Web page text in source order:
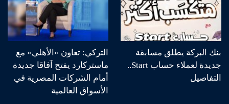
بنك البركة يطلق مسابقة
جديدة لعملاء حساب Start..
التفاصيل
التركي: تعاون «الأهلي» مع
ماستركارد يفتح آفاقا جديدة
أمام الشركات المصرية في
الأسواق العالمية